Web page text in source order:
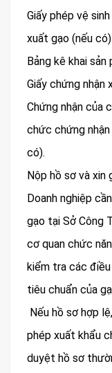
Giấy phép vệ
xuất gạo (nếu có).
Bảng kê khai sản
Giấy chứng nhận
Chứng nhận của
chức chứng
có).
Nộp hồ sơ và xin
Doanh nghiệp
gạo tại Sở Công
cơ quan chức
kiểm tra các
tiêu chuẩn của
Nếu hồ sơ hợp
phép xuất khẩu
duyệt hồ sơ